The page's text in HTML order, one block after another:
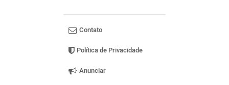
Contato
Política de Privacidade
Anunciar